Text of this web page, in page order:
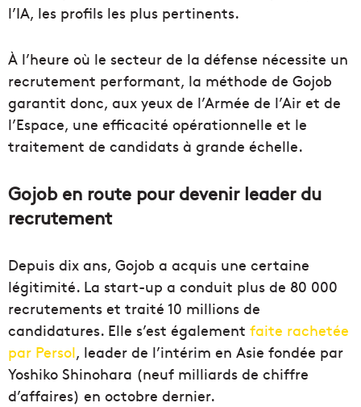
l’IA, les profils les plus pertinents.
À l’heure où le secteur de la défense nécessite un
recrutement performant, la méthode de Gojob
garantit donc, aux yeux de l’Armée de l’Air et de
l’Espace, une efficacité opérationnelle et le
traitement de candidats à grande échelle.
Gojob en route pour devenir leader du
recrutement
Depuis dix ans, Gojob a acquis une certaine
légitimité. La start-up a conduit plus de 80 000
recrutements et traité 10 millions de
candidatures. Elle s’est également faite rachetée
par Persol, leader de l’intérim en Asie fondée par
Yoshiko Shinohara (neuf milliards de chiffre
d’affaires) en octobre dernier.